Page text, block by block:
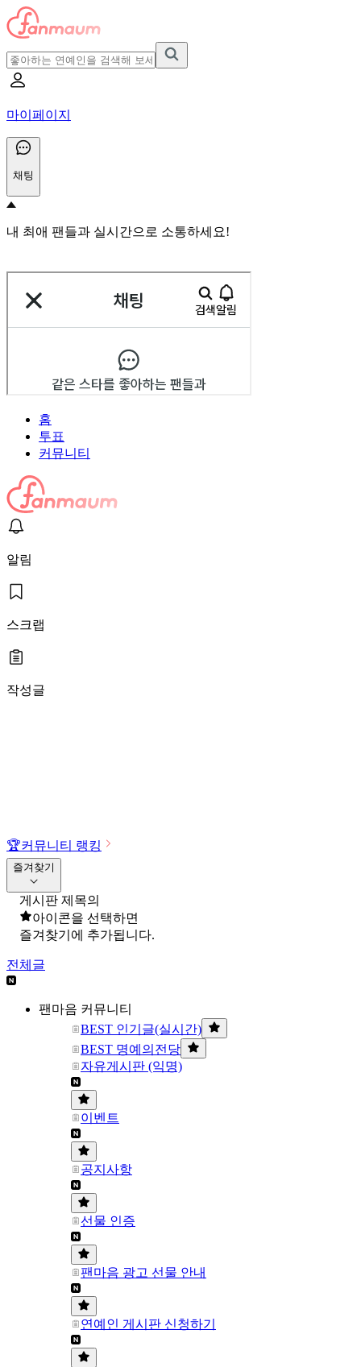
마이페이지
채팅
내 최애 팬들과 실시간으로 소통하세요!
홈
투표
커뮤니티
알림
스크랩
작성글
🏆커뮤니티 랭킹
즐겨찾기
게시판 제목의
아이콘을 선택하면
즐겨찾기에 추가됩니다.
전체글
팬마음 커뮤니티
BEST 인기글(실시간)
BEST 명예의전당
자유게시판 (익명)
이벤트
공지사항
선물 인증
팬마음 광고 선물 안내
연예인 게시판 신청하기